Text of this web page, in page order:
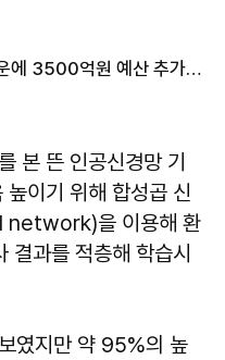
서울아산병원, 청라의료복합타운에 3500억원 예산 추가 투입
본 뜬 인공신경망 기
이기 위해 합성곱 신
을 이용해 환
결과를 적층해 학습시
였지만 약 95%의 높